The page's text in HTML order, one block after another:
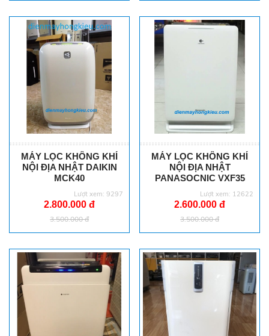
MÁY LỌC KHÔNG KHÍ
NỘI ĐỊA NHẬT DAIKIN
MCK40
Lượt xem: 9297
2.800.000 đ
3.500.000 đ
MÁY LỌC KHÔNG KHÍ
NỘI ĐỊA NHẬT
PANASOCNIC VXF35
Lượt xem: 12622
2.600.000 đ
3.500.000 đ